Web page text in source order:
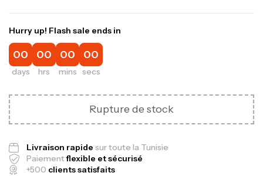
Hurry up! Flash sale ends in
00
days
00
hrs
00
mins
00
secs
Rupture de stock
Livraison rapide sur toute la Tunisie
Paiementflexible et sécurisé
+500 clients satisfaits